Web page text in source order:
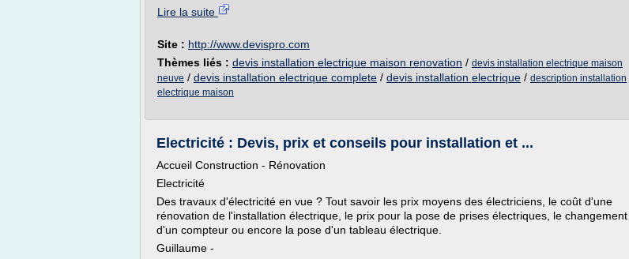
Lire la suite
Site : http://www.devispro.com
Thèmes liés : devis installation electrique maison renovation / devis installation electrique maison
neuve / devis installation electrique complete / devis installation electrique / description installation
electrique maison
Electricité : Devis, prix et conseils pour installation et ...
Accueil Construction - Rénovation
Electricité
Des travaux d'électricité en vue ? Tout savoir les prix moyens des électriciens, le coût d'une
rénovation de l'installation électrique, le prix pour la pose de prises électriques, le changement
d'un compteur ou encore la pose d'un tableau électrique.
Guillaume -